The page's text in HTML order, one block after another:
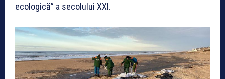
ecologică” a secolului XXI.